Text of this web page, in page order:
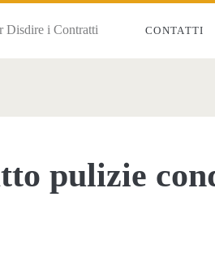
Disdire i Contratti CONTATTI
pulizie